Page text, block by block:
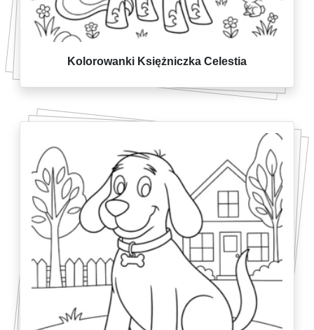
Kolorowanki Księżniczka Celestia